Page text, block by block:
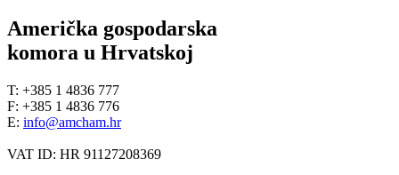
Američka gospodarska
komora u Hrvatskoj
T: +385 1 4836 777
F: +385 1 4836 776
E: info@amcham.hr
VAT ID: HR 91127208369